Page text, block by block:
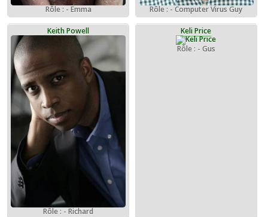
Rôle : - Emma Rôle : - Computer Virus Guy
Keith Powell
Rôle : - Richard
Keli Price
Rôle : - Gus